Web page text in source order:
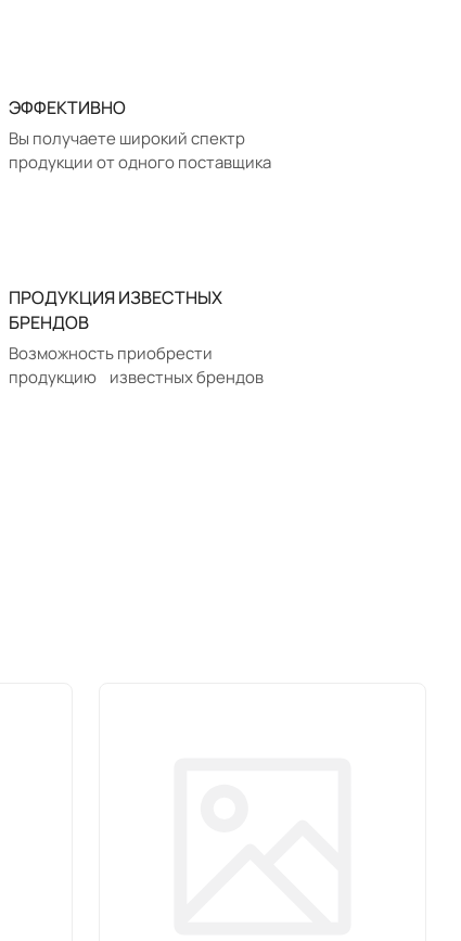
ЭФФЕКТИВНО
Вы получаете широкий спектр
продукции от одного поставщика
ПРОДУКЦИЯ ИЗВЕСТНЫХ
БРЕНДОВ
Возможность приобрести
продукцию известных брендов